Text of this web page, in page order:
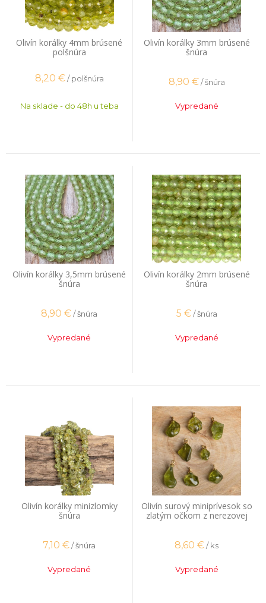
Olivín korálky 4mm brúsené
polšnúra
8,20 € / polšnúra
Na sklade - do 48h u teba
Olivín korálky 3mm brúsené
šnúra
8,90 € / šnúra
Vypredané
Olivín korálky 3,5mm brúsené
šnúra
8,90 €/ šnúra
Vypredané
Olivín korálky 2mm brúsené
šnúra
5 € / šnúra
Vypredané
Olivín korálky minizlomky
šnúra
7,10 €/ šnúra
Vypredané
Olivín surový miniprívesok so
zlatým očkom z nerezovej
8,60 €/ ks
Vypredané